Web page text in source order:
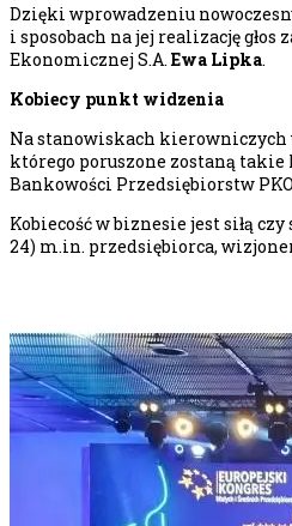
Dzięki wprowadzeniu
i sposobach na jej realizację
Ekonomicznej S.A. Ewa Lipka.
Kobiecy punkt widzenia
Na stanowiskach kierowniczych
którego poruszone zostaną
Bankowości Przedsiębiorstw
Kobiecość w biznesie jest siłą
24) m.in. przedsiębiorca, wizjoner